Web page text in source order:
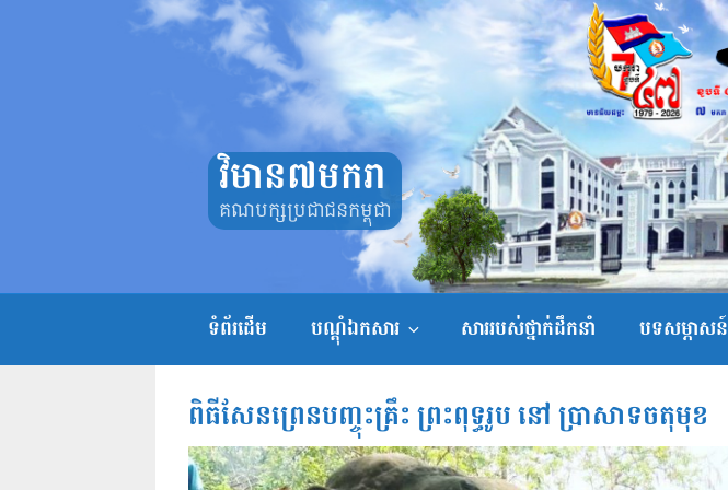
វិមាន៧មករា
គណបក្សប្រជាជនកម្ពុជា
ទំព័រដើម បណ្តុំឯកសារ សាររបស់ថ្នាក់ដឹកនាំ បទសម្ភាសន៍
ពិធីសែនព្រេនបញ្ចុះគ្រឹះ ព្រះពុទ្ធរូប នៅ ប្រាសាទចតុមុខ